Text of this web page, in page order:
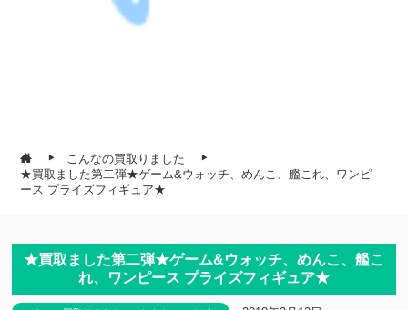
こんなの買取りました
★買取ました第二弾★ゲーム&ウォッチ、めんこ、艦これ、ワンピ
ース プライズフィギュア★
★買取ました第二弾★ゲーム&ウォッチ、めんこ、艦こ
れ、ワンピース プライズフィギュア★